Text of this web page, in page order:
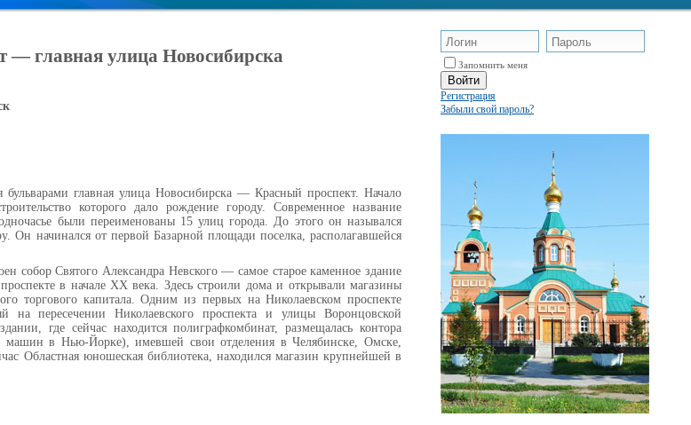
— главная улица Новосибирска
главная улица Новосибирска — Красный проспект. Начало
которого дало рождение городу. Современное название
были переименованы 15 улиц города. До этого он назывался
Он начинался от первой Базарной площади поселка, располагавшейся
собор Святого Александра Невского — самое старое каменное здание
в начале XX века. Здесь строили дома и открывали магазины
торгового капитала. Одним из первых на Николаевском проспекте
пересечении Николаевского проспекта и улицы Воронцовской
где сейчас находится полиграфкомбинат, размещалась контора
в Нью-Йорке), имевшей свои отделения в Челябинске, Омске,
Областная юношеская библиотека, находился магазин крупнейшей в
Запомнить меня
Регистрация
Забыли свой пароль?